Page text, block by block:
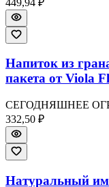
Напиток из
пакета от Viola
СЕГОДНЯШНЕЕ
332,50 ₽
Натуральный